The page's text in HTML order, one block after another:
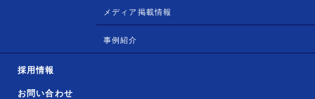
メディア掲載情報
事例紹介
採用情報
お問い合わせ